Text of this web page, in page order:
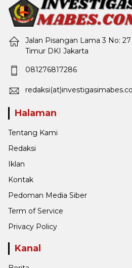
Jalan Pisangan Lama 3 No:
Timur DKI Jakarta
081276817286
Halaman
Tentang Kami
Redaksi
Iklan
Kontak
Pedoman Media Siber
Term of Service
Privacy Policy
Kanal